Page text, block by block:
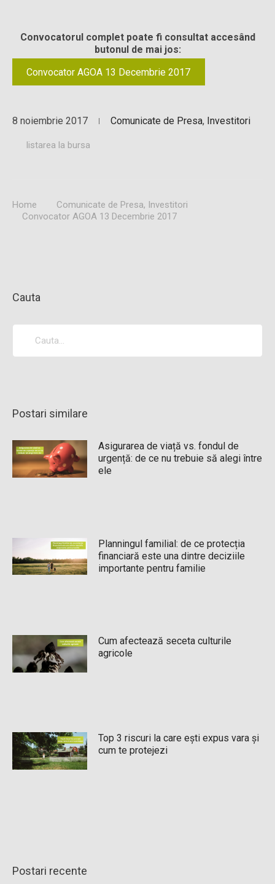
Convocatorul complet poate fi consultat accesând
butonul de mai jos:
Convocator AGOA 13 Decembrie 2017
8 noiembrie 2017 Comunicate de Presa, Investitori
listarea la bursa
Home Comunicate de Presa, Investitori
Convocator AGOA 13 Decembrie 2017
Cauta
Postari similare
Asigurarea de viață vs. fondul de
urgență: de ce nu trebuie să alegi între
ele
Planningul familial: de ce protecția
financiară este una dintre deciziile
importante pentru familie
Cum afectează seceta culturile
agricole
Top 3 riscuri la care ești expus vara și
cum te protejezi
Postari recente